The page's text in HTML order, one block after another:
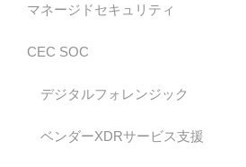
マネージドセキュリティ
CEC SOC
デジタルフォレンジック
ベンダーXDRサービス支援